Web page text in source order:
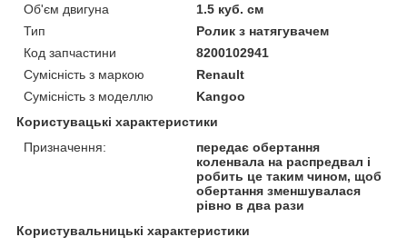
Об'єм двигуна
1.5 куб. см
Тип
Ролик з натягувачем
Код запчастини
8200102941
Сумісність з маркою
Renault
Сумісність з моделлю
Kangoo
Користувацькi характеристики
Призначення:
передає обертання
коленвала на распредвал і
робить це таким чином, щоб
обертання зменшувалася
рівно в два рази
Користувальницькі характеристики